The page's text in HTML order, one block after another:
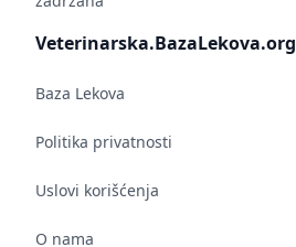
Veterinarska.BazaLekova.org
Baza Lekova
Politika privatnosti
Uslovi korišćenja
O nama